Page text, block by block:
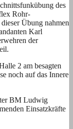
des
Rohr-
Übung nahmen
Karl
der
2 am besagten
noch auf das Innere
BM Ludwig
Einsatzkräfte